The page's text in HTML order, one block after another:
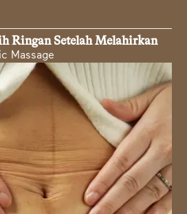
Ringan Setelah Melahirkan
Massage